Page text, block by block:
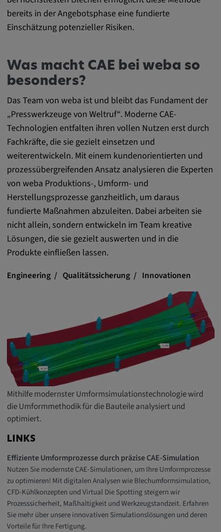
bereits in der Angebotsphase eine fundierte
Einschätzung potenzieller Risiken.
Was macht CAE bei weba so
besonders?
Das Team von weba ist und bleibt das Fundament der
„Presswerkzeuge von Weltruf“. Moderne CAE-
Technologien entfalten ihren vollen Nutzen erst durch
Fachkräfte, die sie gezielt einsetzen und
weiterentwickeln. Mit einem kundenorientierten und
prozessübergreifenden Ansatz analysieren die Experten
von weba Produktions-, Umform- und
Herstellungsprozesse ganzheitlich, um daraus
fundierte Maßnahmen abzuleiten. Dabei arbeiten sie
nicht allein, sondern entwickeln im Team kreative
Lösungen, die sie gezielt auswerten und in die
Produkte einfließen lassen.
Engineering
Qualitätssicherung Innovationen
Mithilfe modernster Umformsimulationstechnologie wird
die Umformmethodik für die Bauteile analysiert und
optimiert.
LINKS
Effiziente Umformprozesse durch präzise CAE-Simulation
Nutzen Sie modernste CAE-Simulationen, um Ihre Umformprozesse
zu optimieren! Mit digitalen Analysen wie Blechumformsimulation,
CFD-Kühlkonzepten und Virtual Die Spotting steigern wir
Prozesssicherheit, Maßhaltigkeit und Werkzeugstandzeit. Erfahren
Sie mehr über unsere innovativen Simulationslösungen und deren
Vorteile für Ihre Fertigung.